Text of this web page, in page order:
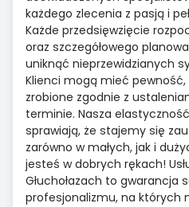
każdego zlecenia z pasją i
Każde przedsięwzięcie
oraz szczegółowego
uniknąć nieprzewidzianych
Klienci mogą mieć
zrobione zgodnie z
terminie. Nasza
sprawiają, że stajemy się
zarówno w małych, jak i
jesteś w dobrych rękach!
Głuchołazach to gwarancja
profesjonalizmu, na których